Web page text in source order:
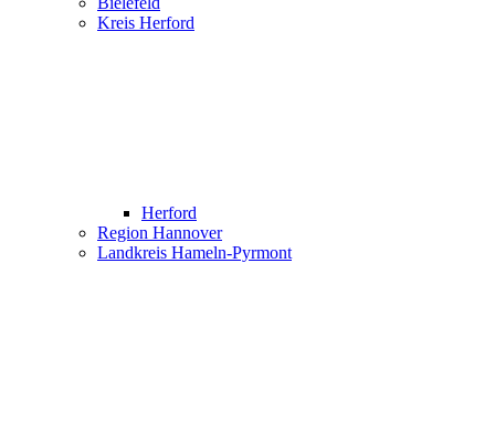
Kreis Herford
Herford
Region Hannover
Landkreis Hameln-Pyrmont